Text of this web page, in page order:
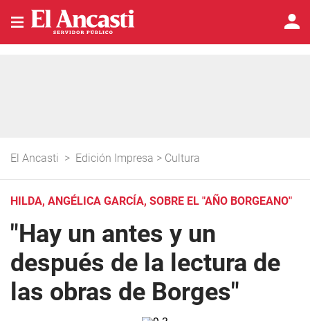
El Ancasti > Edición Impresa > Cultura
HILDA, ANGÉLICA GARCÍA, SOBRE EL "AÑO BORGEANO"
"Hay un antes y un
después de la lectura de
las obras de Borges"